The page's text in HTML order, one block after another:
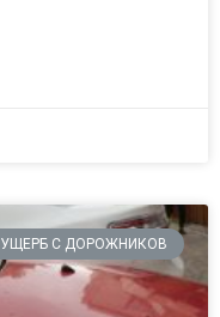
УЩЕРБ С ДОРОЖНИКОВ